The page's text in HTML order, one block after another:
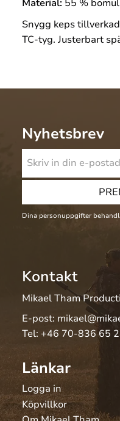
Material: 55 %
Snygg keps
TC-tyg. Justerbart
Nyhetsbrev
Dina personuppgifter
Kontakt
Mikael Tham
E-post:
Tel: +46 70-836 65
Länkar
Logga in
Köpvillkor